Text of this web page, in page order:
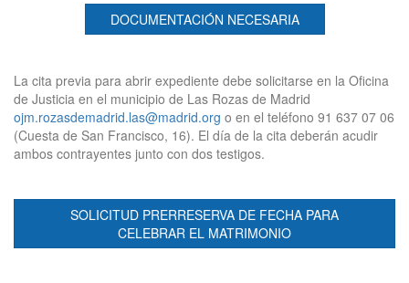
DOCUMENTACIÓN NECESARIA
La cita previa para abrir expediente debe solicitarse en la Oficina
de Justicia en el municipio de Las Rozas de Madrid
ojm.rozasdemadrid.las@madrid.org o en el teléfono 91 637 07 06
(Cuesta de San Francisco, 16). El día de la cita deberán acudir
ambos contrayentes junto con dos testigos.
SOLICITUD PRERRESERVA DE FECHA PARA
CELEBRAR EL MATRIMONIO